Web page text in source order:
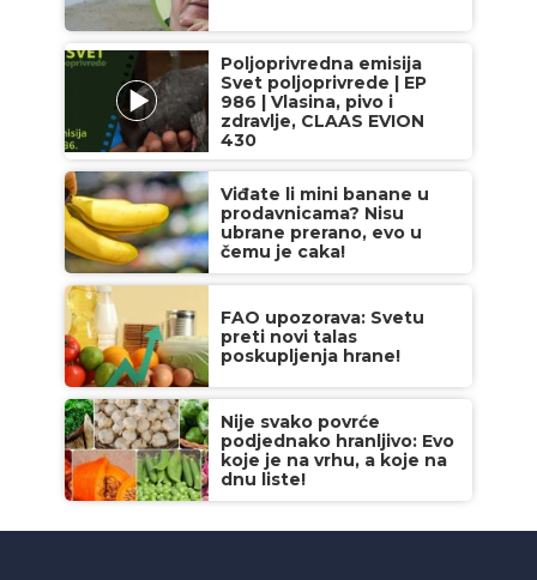
Poljoprivredna emisija
Svet poljoprivrede | EP
986 | Vlasina, pivo i
zdravlje, CLAAS EVION
430
Viđate li mini banane u
prodavnicama? Nisu
ubrane prerano, evo u
čemu je caka!
FAO upozorava: Svetu
preti novi talas
poskupljenja hrane!
Nije svako povrće
podjednako hranljivo: Evo
koje je na vrhu, a koje na
dnu liste!